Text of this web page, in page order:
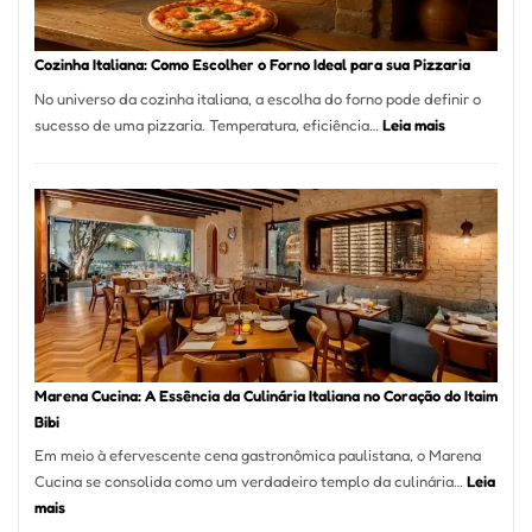
Este
Portal
Resolver
Isso
Cozinha Italiana: Como Escolher o Forno Ideal para sua Pizzaria
No universo da cozinha italiana, a escolha do forno pode definir o
sucesso de uma pizzaria. Temperatura, eficiência… Leia mais:
Como
Escolher
o
Forno
Ideal
para
sua
Pizzaria
Marena Cucina: A Essência da Culinária Italiana no Coração do Itaim
Bibi
Em meio à efervescente cena gastronômica paulistana, o Marena
Cucina se consolida como um verdadeiro templo da culinária…Leia
mais: